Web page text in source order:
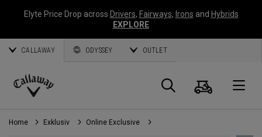
Elyte Price Drop across Drivers, Fairways, Irons and Hybrids
EXPLORE
CALLAWAY ODYSSEY OUTLET
Callaway
Golf
Suche
Home Exklusiv Online Exclusive